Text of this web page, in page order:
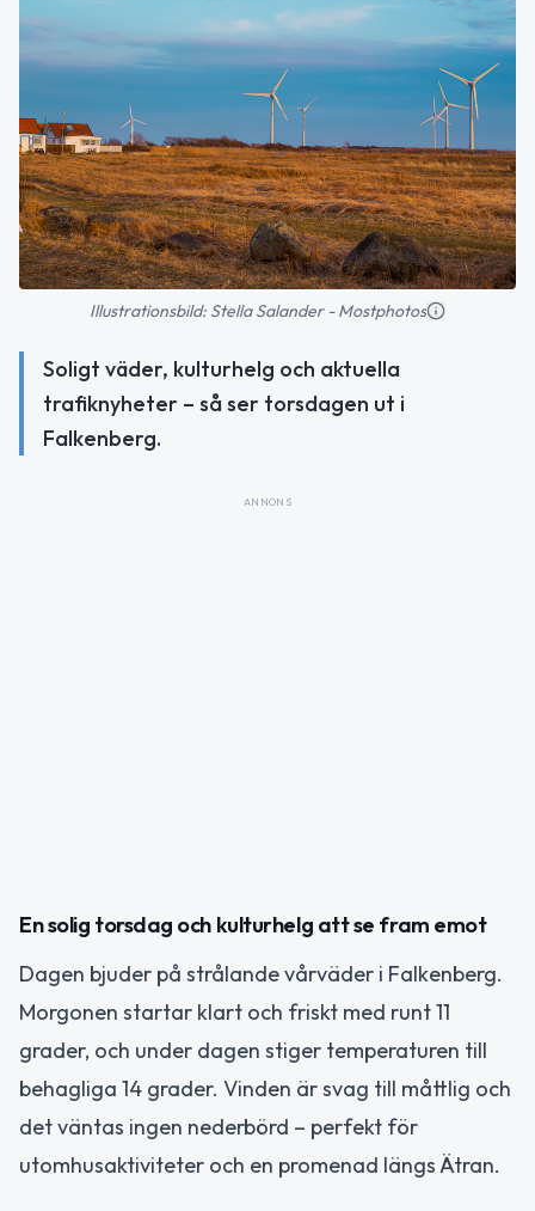
Illustrationsbild: Stella Salander - Mostphotos
Soligt väder, kulturhelg och aktuella
trafiknyheter – så ser torsdagen ut i
Falkenberg.
ANNONS
En solig torsdag och kulturhelg att se fram emot
Dagen bjuder på strålande vårväder i Falkenberg.
Morgonen startar klart och friskt med runt 11
grader, och under dagen stiger temperaturen till
behagliga 14 grader. Vinden är svag till måttlig och
det väntas ingen nederbörd – perfekt för
utomhusaktiviteter och en promenad längs Ätran.